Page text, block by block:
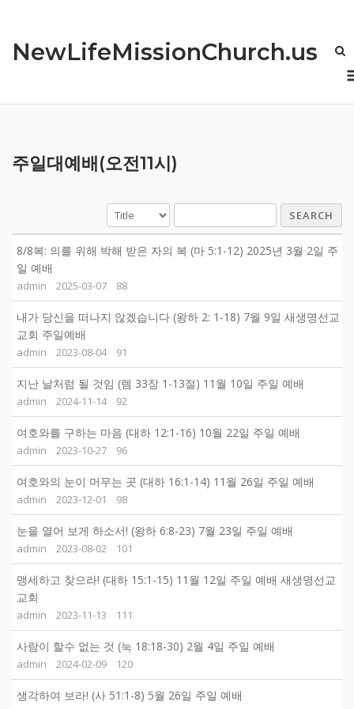
content
NewLifeMissionChurch.us
주일대예배(오전11시)
SEARCH
8/8복: 의를 위해 박해 받은 자의 복 (마 5:1-12) 2025년 3월 2일 주
일 예배
admin 2025-03-07 88
내가 당신을 떠나지 않겠습니다 (왕하 2: 1-18) 7월 9일 새생명선교
교회 주일예배
admin 2023-08-04 91
지난 날처럼 될 것임 (렘 33장 1-13절) 11월 10일 주일 예배
admin 2024-11-14 92
여호와를 구하는 마음 (대하 12:1-16) 10월 22일 주일 예배
admin 2023-10-27 96
여호와의 눈이 머무는 곳 (대하 16:1-14) 11월 26일 주일 예배
admin 2023-12-01 98
눈을 열어 보게 하소서! (왕하 6:8-23) 7월 23일 주일 예배
admin 2023-08-02 101
맹세하고 찾으라! (대하 15:1-15) 11월 12일 주일 예배 새생명선교
교회
admin 2023-11-13 111
사람이 할수 없는 것 (눅 18:18-30) 2월 4일 주일 예배
admin 2024-02-09 120
생각하여 보라! (사 51:1-8) 5월 26일 주일 예배